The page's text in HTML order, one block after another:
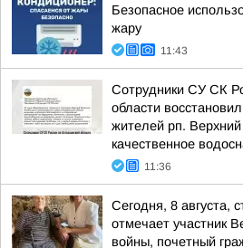
Безопасное
жару
11:43
Сотрудники СУ СК
области
жителей рп. Верхний
качественное
11:36
Сегодня, 8 августа,
отмечает участник
войны, почетный